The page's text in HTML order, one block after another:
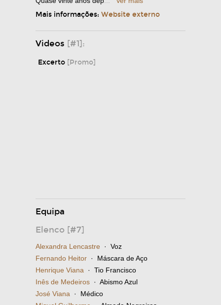
Mais informações: Website externo
Videos [#1]:
Excerto [Promo]
Equipa
Elenco [#7]
Alexandra Lencastre · Voz
Fernando Heitor · Máscara de Aço
Henrique Viana · Tio Francisco
Inês de Medeiros · Abismo Azul
José Viana · Médico